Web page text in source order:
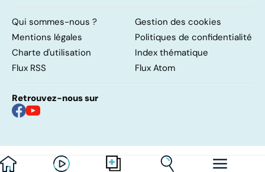
Qui sommes-nous ?
Gestion des cookies
Mentions légales
Politiques de confidentialité
Charte d'utilisation
Index thématique
Flux RSS
Flux Atom
Retrouvez-nous sur